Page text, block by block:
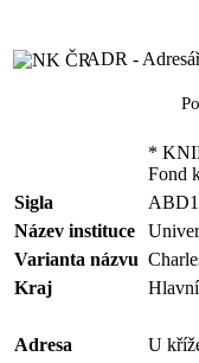
ADR -
*
Fond
Sigla
Název instituce
Varianta názvu
Kraj
Hlavní
Adresa U